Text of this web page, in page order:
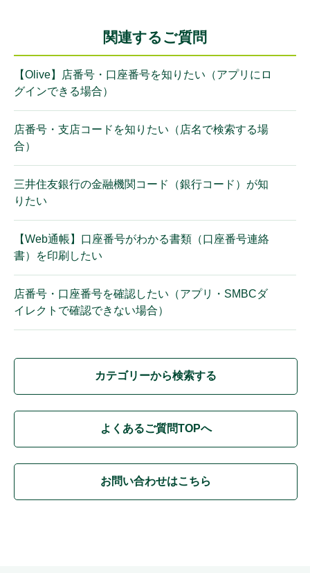
関連するご質問
【Olive】店番号・口座番号を知りたい（アプリにロ
グインできる場合）
店番号・支店コードを知りたい（店名で検索する場
合）
三井住友銀行の金融機関コード（銀行コード）が知
りたい
【Web通帳】口座番号がわかる書類（口座番号連絡
書）を印刷したい
店番号・口座番号を確認したい（アプリ・SMBCダ
イレクトで確認できない場合）
カテゴリーから検索する
よくあるご質問TOPへ
お問い合わせはこちら